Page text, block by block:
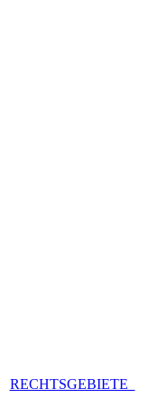
RECHTSGEBIETE